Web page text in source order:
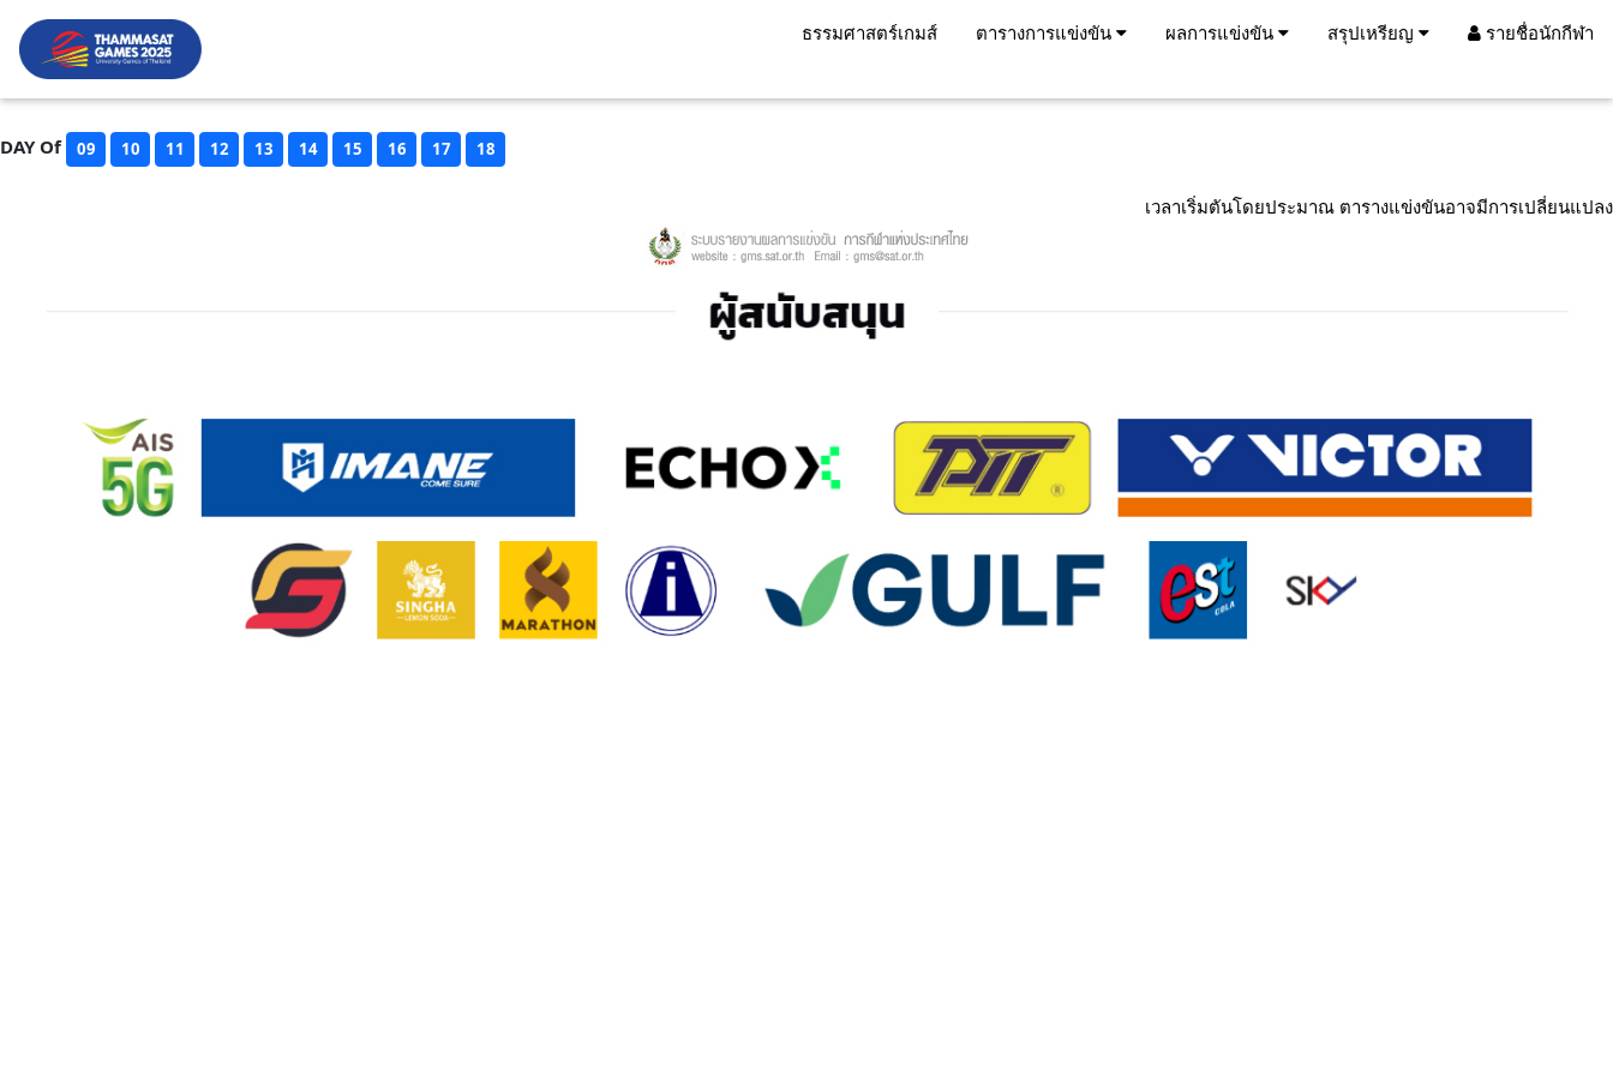
ธรรมศาสตร์เกมส์ ตารางการแข่งขัน ผลการแข่งขัน สรุปเหรียญ รายชื่อนักกีฬา
DAY Of 09 10 11 12 13 14 15 16 17 18
เวลาเริ่มตันโดยประมาณ ตารางแข่งขันอาจมีการเปลี่ยนแปลง